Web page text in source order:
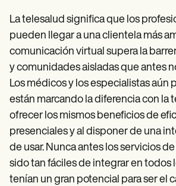
La telesalud significa que los
pueden llegar a una clientela más
comunicación virtual supera la
y comunidades aisladas que antes
Los médicos y los especialistas aún
están marcando la diferencia con la
ofrecer los mismos beneficios de
presenciales y al disponer de una
de usar. Nunca antes los servicios
sido tan fáciles de integrar en todos
tenían un gran potencial para ser el